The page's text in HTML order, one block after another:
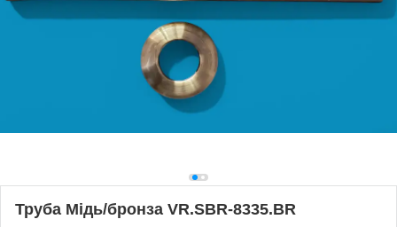
Труба Мідь/бронза VR.SBR-8335.BR